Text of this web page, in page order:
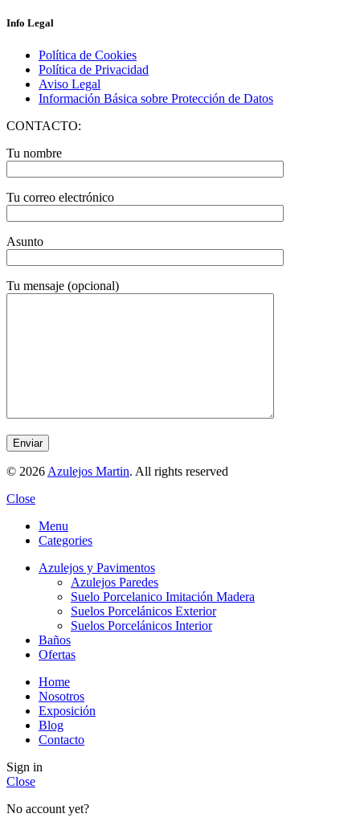
Info Legal
Política de Cookies
Política de Privacidad
Aviso Legal
Información Básica sobre Protección de Datos
CONTACTO:
Tu nombre
Tu correo electrónico
Asunto
Tu mensaje (opcional)
© 2026 Azulejos Martin. All rights reserved
Close
Menu
Categories
Azulejos y Pavimentos
Azulejos Paredes
Suelo Porcelanico Imitación Madera
Suelos Porcelánicos Exterior
Suelos Porcelánicos Interior
Baños
Ofertas
Home
Nosotros
Exposición
Blog
Contacto
Sign in
Close
No account yet?